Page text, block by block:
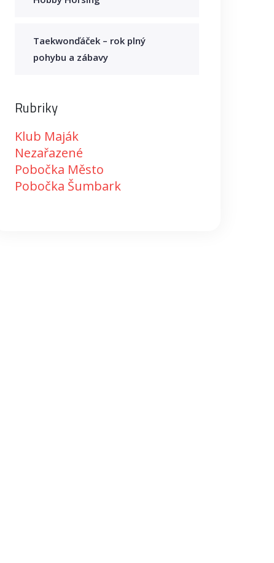
Taekwonďáček – rok plný
pohybu a zábavy
Rubriky
Klub Maják
Nezařazené
Pobočka Město
Pobočka Šumbark